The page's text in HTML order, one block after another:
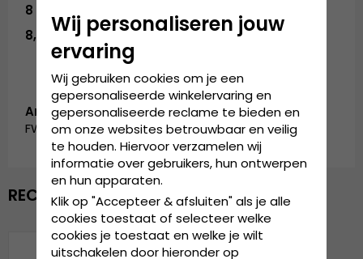
8
8,5
- 21,2 cm
Artikelnummer:
FW_70963011.Black
RECENTELIJK BEKEKEN
Wij personaliseren jouw
ervaring
Wij gebruiken cookies om je een
gepersonaliseerde winkelervaring en
gepersonaliseerde reclame te bieden en
om onze websites betrouwbaar en veilig
te houden. Hiervoor verzamelen wij
informatie over gebruikers, hun ontwerpen
en hun apparaten.
Klik op "Accepteer & afsluiten" als je alle
cookies toestaat of selecteer welke
cookies je toestaat en welke je wilt
uitschakelen door hieronder op